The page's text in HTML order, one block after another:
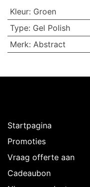
Kleur: Groen
Type: Gel Polish
Merk: Abstract
Startpagina
Promoties
Vraag offerte aan
Cadeaubon